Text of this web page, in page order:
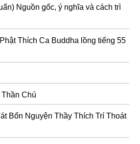
Nguồn gốc, ý nghĩa và cách trì
Thích Ca Buddha lồng tiếng 55
Chú
Bổn Nguyện Thầy Thích Trí Thoát